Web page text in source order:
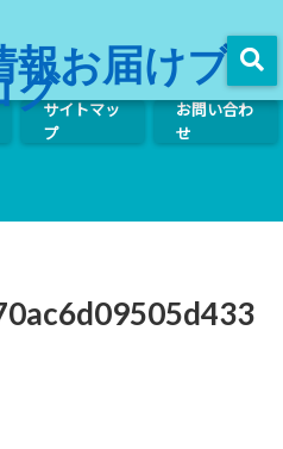
報お届けブ
グサイトマッ
プ
お問い合わ
せ